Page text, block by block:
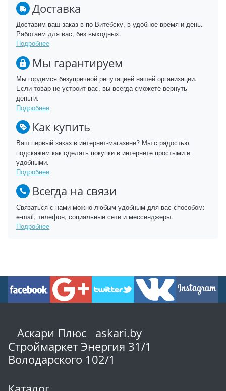
Доставка
Доставим ваш заказ в по Витебску, в удобное время и день.
Работаем для вас, без выходных.
Подробнее
Мы гарантируем
Мы гордимся безупречной репутацией нашей организации.
Если товар не устроит вас, вы всегда сможете вернуть
деньги.
Подробнее
Как купить
Ваш первый заказ в интернет-магазине? Мы с радостью
подскажем как сделать покупки в интернете простыми и
удобными.
Подробнее
Всегда на связи
Связаться с нами можно любым удобным для вас способом:
e-mail, телефон, социальные сети и мессенджеры.
Подробнее
Аскари Плюс askari.by
Строймаркет Энергия 31/1
Володарского 102/1